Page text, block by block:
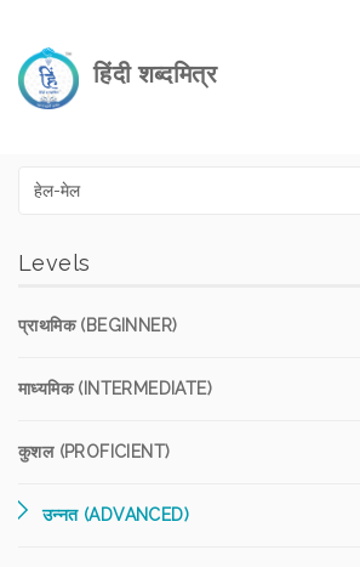
हिंदी शब्दमित्र
Levels
प्राथमिक (BEGINNER)
माध्यमिक (INTERMEDIATE)
कुशल (PROFICIENT)
उन्नत (ADVANCED)